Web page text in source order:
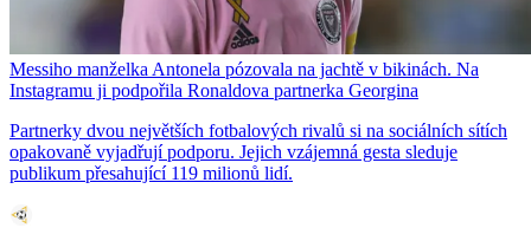
Messiho manželka Antonela pózovala na jachtě v bikinách. Na
Instagramu ji podpořila Ronaldova partnerka Georgina
Partnerky dvou největších fotbalových rivalů si na sociálních sítích
opakovaně vyjadřují podporu. Jejich vzájemná gesta sleduje
publikum přesahující 119 milionů lidí.